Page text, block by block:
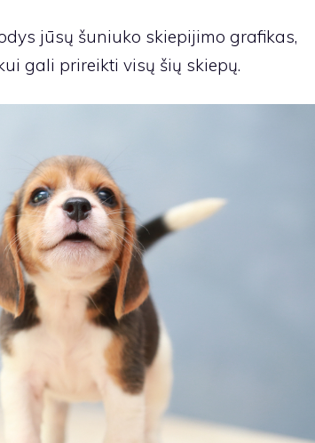
jūsų šuniuko skiepijimo grafikas,
gali prireikti visų šių skiepų.